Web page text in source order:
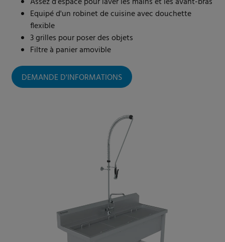
Equipé d'un robinet de cuisine avec douchette
flexible
3 grilles pour poser des objets
Filtre à panier amovible
DEMANDE D'INFORMATIONS